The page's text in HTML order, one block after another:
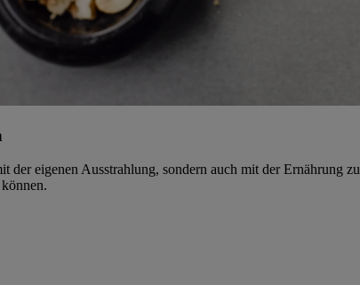
eigenen Ausstrahlung, sondern auch mit der Ernährung